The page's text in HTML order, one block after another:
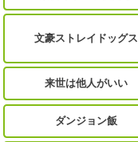
文豪ストレイドッグス
来世は他人がいい
ダンジョン飯